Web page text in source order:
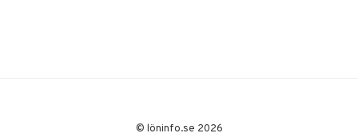
© löninfo.se 2026